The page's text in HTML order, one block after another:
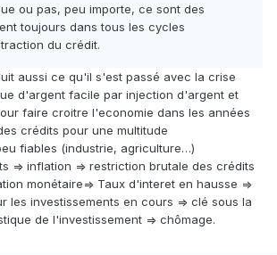
ou pas, peu importe, ce sont des
toujours dans tous les cycles
du crédit.
aussi ce qu'il s'est passé avec la crise
d'argent facile par injection d'argent et
faire croitre l'economie dans les années
crédits pour une multitude
fiables (industrie, agriculture…)
=> inflation => restriction brutale des crédits
monétaire=> Taux d'interet en hausse =>
les investissements en cours => clé sous la
de l'investissement => chômage.